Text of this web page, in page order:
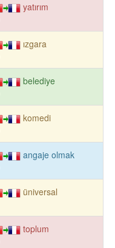
yatırım
ızgara
belediye
komedi
angaje olmak
üniversal
toplum